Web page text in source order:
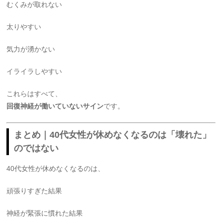
むくみが取れない
太りやすい
気力が湧かない
イライラしやすい
これらはすべて、
回復神経が働いていないサインです。
まとめ｜40代女性が休めなくなるのは「壊れた」
のではない
40代女性が休めなくなるのは、
頑張りすぎた結果
神経が緊張に慣れた結果